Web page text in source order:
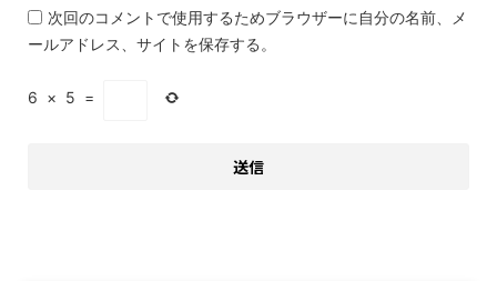
次回のコメントで使用するためブラウザーに自分の名前、メ
ールアドレス、サイトを保存する。
6 × 5 =